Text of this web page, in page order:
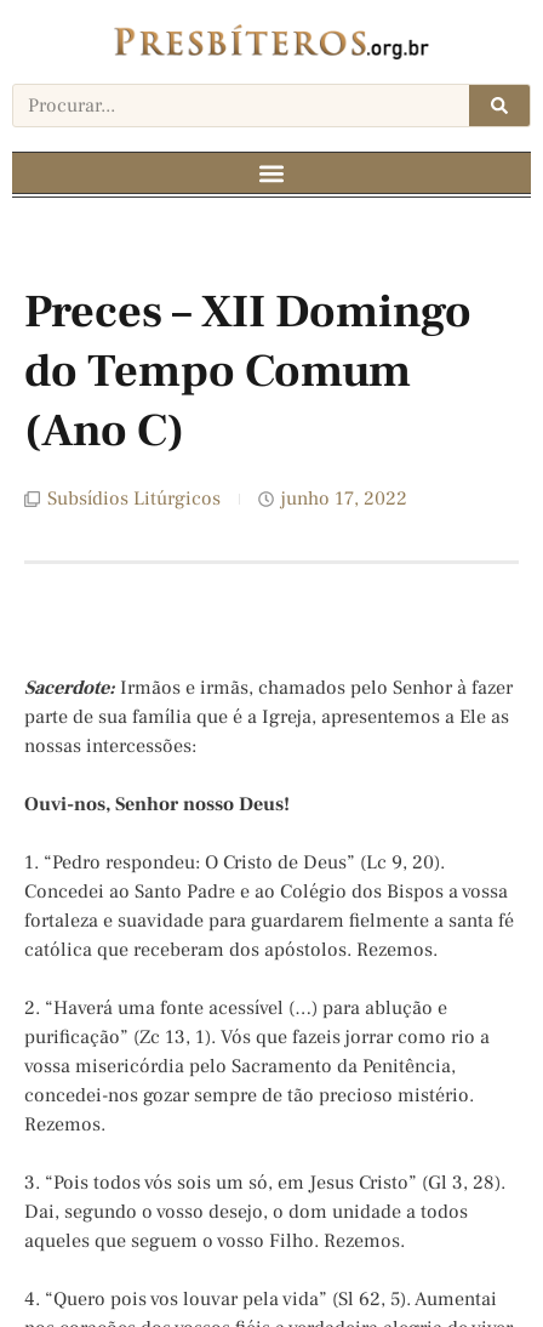
Preces – XII Domingo
do Tempo Comum
(Ano C)
Subsídios Litúrgicos junho 17, 2022
Sacerdote: Irmãos e irmãs, chamados pelo Senhor à fazer
parte de sua família que é a Igreja, apresentemos a Ele as
nossas intercessões:
Ouvi-nos, Senhor nosso Deus!
1. “Pedro respondeu: O Cristo de Deus” (Lc 9, 20).
Concedei ao Santo Padre e ao Colégio dos Bispos a vossa
fortaleza e suavidade para guardarem fielmente a santa fé
católica que receberam dos apóstolos. Rezemos.
2. “Haverá uma fonte acessível (…) para ablução e
purificação” (Zc 13, 1). Vós que fazeis jorrar como rio a
vossa misericórdia pelo Sacramento da Penitência,
concedei-nos gozar sempre de tão precioso mistério.
Rezemos.
3. “Pois todos vós sois um só, em Jesus Cristo” (Gl 3, 28).
Dai, segundo o vosso desejo, o dom unidade a todos
aqueles que seguem o vosso Filho. Rezemos.
4. “Quero pois vos louvar pela vida” (Sl 62, 5). Aumentai